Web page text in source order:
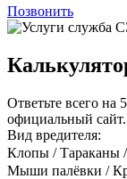
Позвонить
Ответьте всего на
официальный
Вид вредителя:
Клопы / Тараканы
Мыши палёвки /